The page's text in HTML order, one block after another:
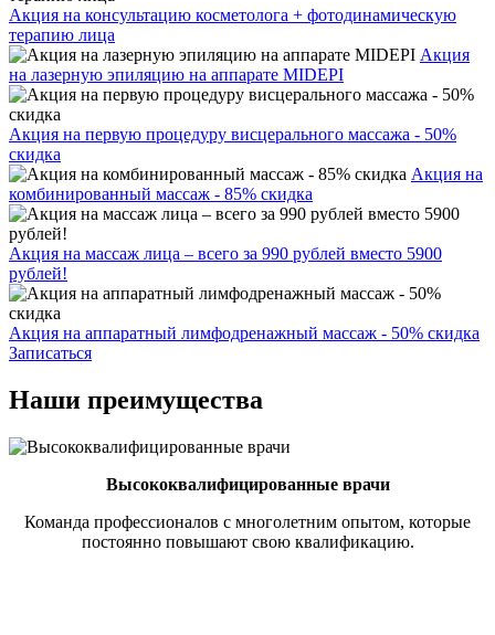
Акция на консультацию косметолога + фотодинамическую
терапию лица
Акция
на лазерную эпиляцию на аппарате MIDEPI
Акция на первую процедуру висцерального массажа - 50%
скидка
Акция на
комбинированный массаж - 85% скидка
Акция на массаж лица – всего за 990 рублей вместо 5900
рублей!
Акция на аппаратный лимфодренажный массаж - 50% скидка
Записаться
Наши преимущества
Высококвалифицированные врачи
Команда профессионалов с многолетним опытом, которые
постоянно повышают свою квалификацию.